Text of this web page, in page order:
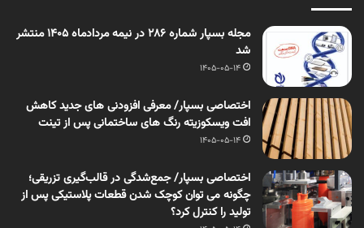
مجله بسپار شماره 286 در نیمه مردادماه 1405 منتشر
شد
1405-05-14
اختصاصی بسپار/ معرفی افزودنی های جدید کاهش
افت ویسکوزیته رنگ های ساختمانی پس از تینت
1405-05-14
اختصاصی بسپار/ جمع‌شدگی در قالب‌گیری تزریقی؛
چگونه می توان کوچک شدن قطعات پلاستیکی پس از
تولید را کنترل کرد؟